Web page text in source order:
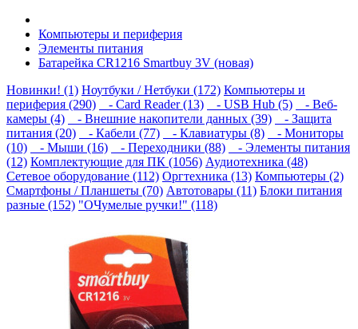
Компьютеры и периферия
Элементы питания
Батарейка CR1216 Smartbuy 3V (новая)
Новинки! (1) Ноутбуки / Нетбуки (172) Компьютеры и
периферия (290)
- Card Reader (13) - USB Hub (5)
- Веб-
камеры (4)
- Внешние накопители данных (39)
- Защита
питания (20)
- Кабели (77) - Клавиатуры (8)
- Мониторы
(10)
- Мыши (16) - Переходники (88)
- Элементы питания
(12) Комплектующие для ПК (1056) Аудиотехника (48)
Сетевое оборудование (112) Оргтехника (13) Компьютеры (2)
Смартфоны / Планшеты (70) Автотовары (11) Блоки питания
разные (152) "ОЧумелые ручки!" (118)